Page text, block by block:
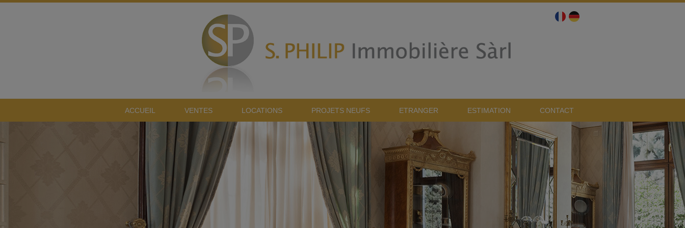
ACCUEIL VENTES LOCATIONS PROJETS NEUFS ETRANGER ESTIMATION CONTACT